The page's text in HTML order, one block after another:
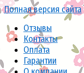
Полная версия сайта
Отзывы
Контакты
Оплата
Гарантии